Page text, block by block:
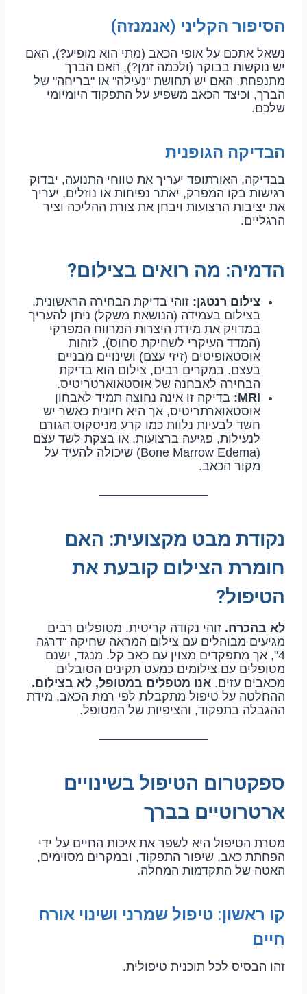
הסיפור הקליני (אנמנזה)
נשאל אתכם על אופי הכאב (מתי הוא מופיע?), האם
יש נוקשות בבוקר (ולכמה זמן?), האם הברך
מתנפחת, האם יש תחושת "נעילה" או "בריחה" של
הברך, וכיצד הכאב משפיע על התפקוד היומיומי
שלכם.
הבדיקה הגופנית
בבדיקה, האורתופד יעריך את טווחי התנועה, יבדוק
רגישות בקו המפרק, יאתר נפיחות או נוזלים, יעריך
את יציבות הרצועות ויבחן את צורת ההליכה וציר
הרגליים.
הדמיה: מה רואים בצילום?
צילום רנטגן: זוהי בדיקת הבחירה הראשונית.
בצילום בעמידה (הנושאת משקל) ניתן להעריך
במדויק את מידת היצרות המרווח המפרקי
(המדד העיקרי לשחיקת סחוס), לזהות
אוסטאופיטים (זיזי עצם) ושינויים מבניים
בעצם. במקרים רבים, צילום הוא בדיקת
הבחירה לאבחנה של אוסטאוארטריטיס.
MRI:
בדיקה זו אינה נחוצה תמיד לאבחון
אוסטאוארתריטיס, אך היא חיונית כאשר יש
חשד לבעיות נלוות כמו קרע מניסקוס הגורם
לנעילות, פגיעה ברצועות, או בצקת לשד עצם
(Bone Marrow Edema) שיכולה להעיד על
מקור הכאב.
נקודת מבט מקצועית: האם
חומרת הצילום קובעת את
הטיפול?
לא בהכרח. זוהי נקודה קריטית. מטופלים רבים
מגיעים מבוהלים עם צילום המראה שחיקה "דרגה
4", אך מתפקדים מצוין עם כאב קל. מנגד, ישנם
מטופלים עם צילומים כמעט תקינים הסובלים
מכאבים עזים. אנו מטפלים במטופל, לא בצילום.
ההחלטה על טיפול מתקבלת לפי רמת הכאב, מידת
ההגבלה בתפקוד, והציפיות של המטופל.
ספקטרום הטיפול בשינויים
ארטרוטיים בברך
מטרת הטיפול היא לשפר את איכות החיים על ידי
הפחתת כאב, שיפור התפקוד, ובמקרים מסוימים,
האטה של התקדמות המחלה.
קו ראשון: טיפול שמרני ושינוי אורח
חיים
זהו הבסיס לכל תוכנית טיפולית.